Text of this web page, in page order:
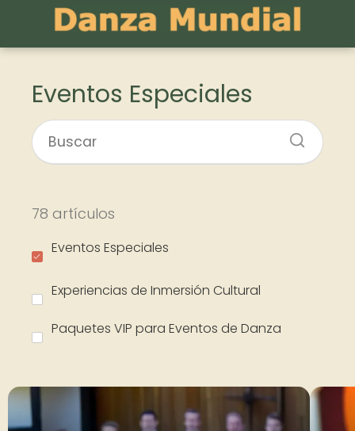
Eventos Especiales
78 artículos
Eventos Especiales
Experiencias de Inmersión Cultural
Paquetes VIP para Eventos de Danza